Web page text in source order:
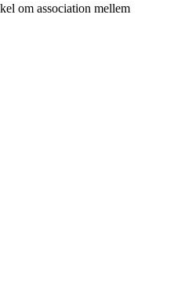
om association mellem